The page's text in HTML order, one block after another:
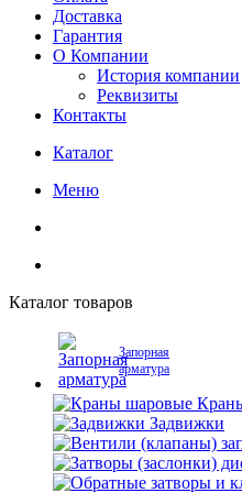
Доставка
Гарантия
О Компании
История компании
Реквизиты
Контакты
Каталог
Меню
Каталог товаров
Запорная
арматура
Задвижки